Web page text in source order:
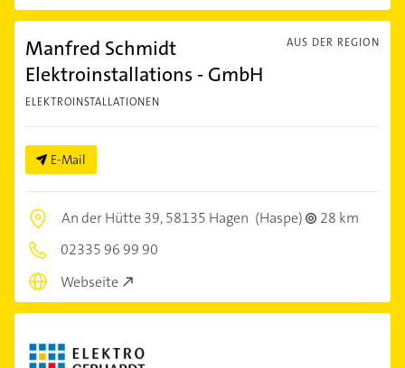
AUS DER REGION
Manfred Schmidt
Elektroinstallations - GmbH
ELEKTROINSTALLATIONEN
E-Mail
An der Hütte 39,58135 Hagen (Haspe)
28 km
02335 96 99 90
Webseite